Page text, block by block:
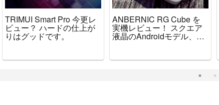
TRIMUI Smart Pro 今更レ
ビュー？ ハードの仕上が
りはグッドです。
ANBERNIC RG Cube を
実機レビュー！ スクエア
液晶のAndroidモデル、ニ